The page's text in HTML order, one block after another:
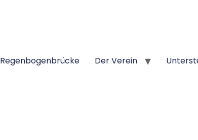
Regenbogenbrücke Der Verein